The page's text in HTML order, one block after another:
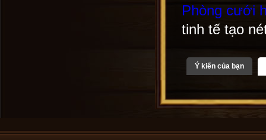
Phòng cưới
tinh tế tạo
Ý kiến của bạn